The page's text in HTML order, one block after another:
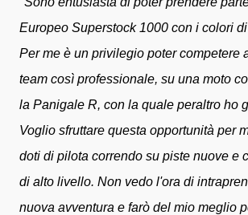
Europeo Superstock 1000 con i colori
Per me è un privilegio poter competere
team così professionale, su una moto
la Panigale R, con la quale peraltro ho
Voglio sfruttare questa opportunità per
doti di pilota correndo su piste nuove e
di alto livello. Non vedo l'ora di
nuova avventura e farò del mio meglio